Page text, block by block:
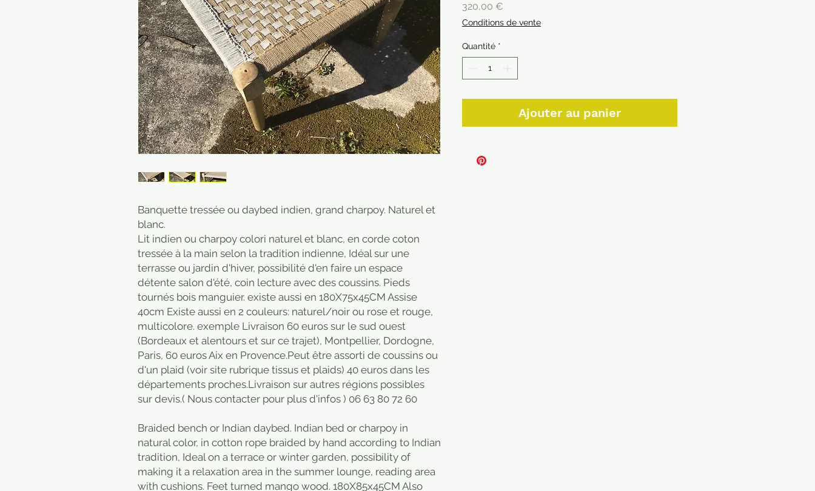
Banquette tressée ou daybed indien, grand charpoy. Naturel et
blanc.
Lit indien ou charpoy colori naturel et blanc, en corde coton
tressée à la main selon la tradition indienne, Idéal sur une
terrasse ou jardin d'hiver, possibilité d'en faire un espace
détente salon d'été, coin lecture avec des coussins. Pieds
tournés bois manguier. existe aussi en 180X75x45CM Assise
40cm Existe aussi en 2 couleurs: naturel/noir ou rose et rouge,
multicolore. exemple Livraison 60 euros sur le sud ouest
(Bordeaux et alentours et sur ce trajet), Montpellier, Dordogne,
Paris, 60 euros Aix en Provence.Peut être assorti de coussins ou
d'un plaid (voir site rubrique tissus et plaids) 40 euros dans les
départements proches.Livraison sur autres régions possibles
sur devis.( Nous contacter pour plus d'infos ) 06 63 80 72 60
Braided bench or Indian daybed. Indian bed or charpoy in
natural color, in cotton rope braided by hand according to Indian
tradition, Ideal on a terrace or winter garden, possibility of
making it a relaxation area in the summer lounge, reading area
with cushions. Feet turned mango wood. 180X85x45CM Also
320,00 €
Conditions de vente
Quantité *
Ajouter au panier